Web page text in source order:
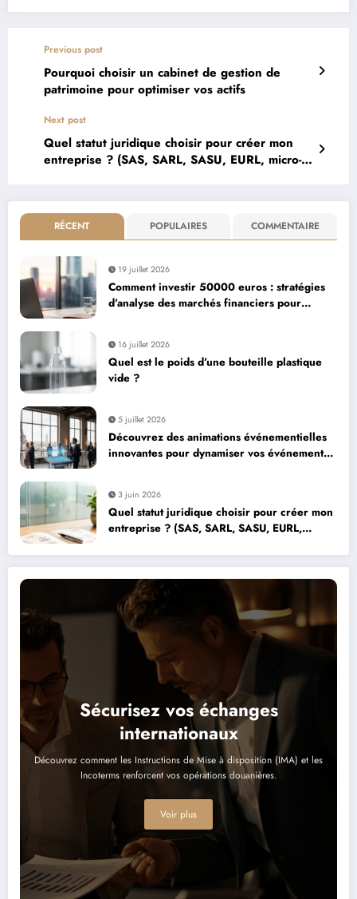
Previous post
Pourquoi choisir un cabinet de gestion de
patrimoine pour optimiser vos actifs
Next post
Quel statut juridique choisir pour créer mon
entreprise ? (SAS, SARL, SASU, EURL, micro-
RÉCENT POPULAIRES COMMENTAIRE
19 juillet 2026
Comment investir 50000 euros : stratégies
d’analyse des marchés financiers pour
16 juillet 2026
Quel est le poids d’une bouteille plastique
vide ?
5 juillet 2026
Découvrez des animations événementielles
innovantes pour dynamiser vos événements
3 juin 2026
Quel statut juridique choisir pour créer mon
entreprise ? (SAS, SARL, SASU, EURL,
Sécurisez vos échanges
internationaux
Découvrez comment les Instructions de Mise à disposition (IMA) et les
Incoterms renforcent vos opérations douanières.
Voir plus